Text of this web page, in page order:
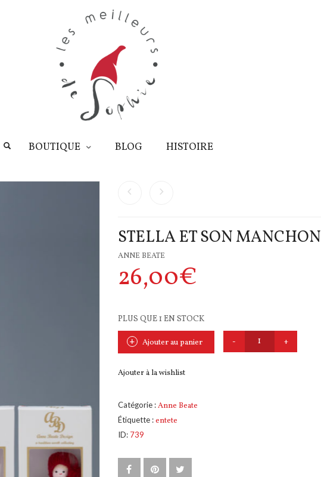
BOUTIQUE BLOG HISTOIRE
STELLA ET SON MANCHON
ANNE BEATE
26,00€
PLUS QUE 1 EN STOCK
Ajouter au panier
Ajouter à la wishlist
Catégorie :Anne Beate
Étiquette :entete
ID: 739